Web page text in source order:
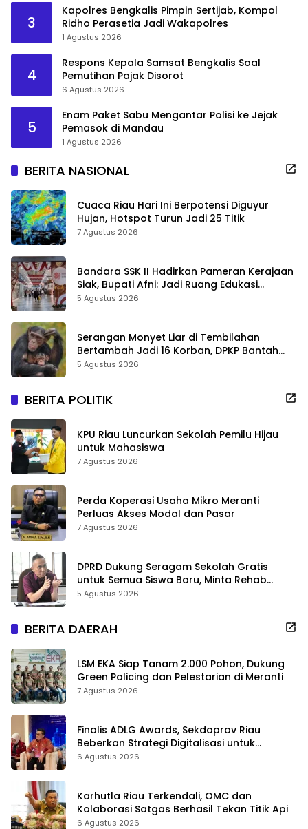
3
Kapolres Bengkalis Pimpin Sertijab, Kompol
Ridho Perasetia Jadi Wakapolres
1 Agustus 2026
4
Respons Kepala Samsat Bengkalis Soal
Pemutihan Pajak Disorot
6 Agustus 2026
5
Enam Paket Sabu Mengantar Polisi ke Jejak
Pemasok di Mandau
1 Agustus 2026
BERITA NASIONAL
Cuaca Riau Hari Ini Berpotensi Diguyur
Hujan, Hotspot Turun Jadi 25 Titik
7 Agustus 2026
Bandara SSK II Hadirkan Pameran Kerajaan
Siak, Bupati Afni: Jadi Ruang Edukasi
Sejarah Riau
5 Agustus 2026
Serangan Monyet Liar di Tembilahan
Bertambah Jadi 16 Korban, DPKP Bantah
Video Gerombolan Viral
5 Agustus 2026
BERITA POLITIK
KPU Riau Luncurkan Sekolah Pemilu Hijau
untuk Mahasiswa
7 Agustus 2026
Perda Koperasi Usaha Mikro Meranti
Perluas Akses Modal dan Pasar
7 Agustus 2026
DPRD Dukung Seragam Sekolah Gratis
untuk Semua Siswa Baru, Minta Rehab
Sekolah Jangan Dikurangi
5 Agustus 2026
BERITA DAERAH
LSM EKA Siap Tanam 2.000 Pohon, Dukung
Green Policing dan Pelestarian di Meranti
7 Agustus 2026
Finalis ADLG Awards, Sekdaprov Riau
Beberkan Strategi Digitalisasi untuk
Tingkatkan Layanan Publik
6 Agustus 2026
Karhutla Riau Terkendali, OMC dan
Kolaborasi Satgas Berhasil Tekan Titik Api
6 Agustus 2026